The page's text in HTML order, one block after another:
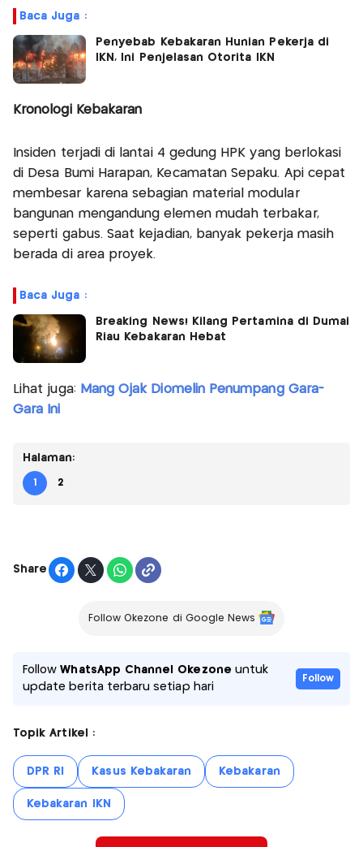
Baca Juga :
Penyebab Kebakaran Hunian Pekerja di
IKN, Ini Penjelasan Otorita IKN
Kronologi Kebakaran
Insiden terjadi di lantai 4 gedung HPK yang berlokasi
di Desa Bumi Harapan, Kecamatan Sepaku. Api cepat
membesar karena sebagian material modular
bangunan mengandung elemen mudah terbakar,
seperti gabus. Saat kejadian, banyak pekerja masih
berada di area proyek.
Baca Juga :
Breaking News! Kilang Pertamina di Dumai
Riau Kebakaran Hebat
Lihat juga: Mang Ojak Diomelin Penumpang Gara-
Gara Ini
Halaman:
1 2
Share
Follow Okezone di Google News
FollowWhatsApp Channel Okezone untuk
update berita terbaru setiap hari
Follow
Topik Artikel :
DPR RI Kasus Kebakaran Kebakaran
Kebakaran IKN